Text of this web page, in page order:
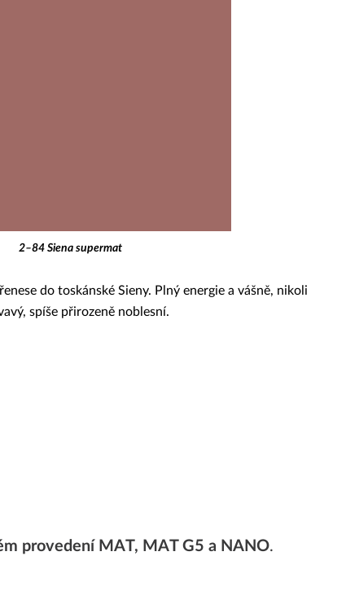
2–84 Siena supermat
do toskánské Sieny. Plný energie a vášně, nikoli
spíše přirozeně noblesní.
provedení MAT, MAT G5 a NANO.